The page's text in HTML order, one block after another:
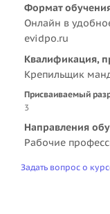
Формат
Онлайн в
evidpo.ru
Квалификация,
Крепильщик
Присваиваемый
3
Направления
Рабочие
Задать вопрос о